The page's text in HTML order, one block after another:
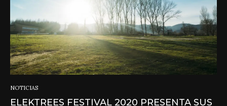
NOTICIAS
ELEKTREES FESTIVAL 2020 PRESENTA SUS